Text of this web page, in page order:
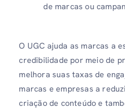
de marcas ou
O UGC ajuda as marcas a
credibilidade por meio de
melhora suas taxas de
marcas e empresas a
criação de conteúdo e